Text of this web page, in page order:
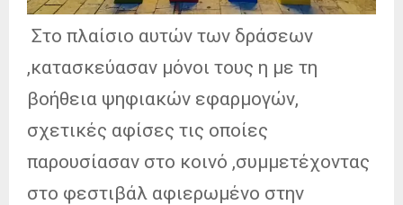
Στο πλαίσιο αυτών των δράσεων
,κατασκεύασαν μόνοι τους η με τη
βοήθεια ψηφιακών εφαρμογών,
σχετικές αφίσες τις οποίες
παρουσίασαν στο κοινό ,συμμετέχοντας
στο φεστιβάλ αφιερωμένο στην